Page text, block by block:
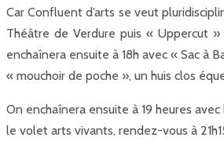
Car Confluent d’arts se veut
Théâtre de Verdure puis « Uppercut »
enchaînera ensuite à 18h avec « Sac à
« mouchoir de poche », un huis clos
On enchaînera ensuite à 19 heures
le volet arts vivants, rendez-vous à